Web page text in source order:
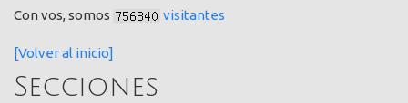
Con vos, somos visitantes
[Volver al inicio]
Secciones